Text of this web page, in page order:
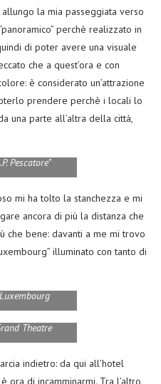
la mia passeggiata verso
perchè realizzato in
di poter avere una visuale
che a quest’ora e con
è considerato un’attrazione
prendere perchè i locali lo
una parte all’altra della città,
Pescatore”
mi ha tolto la stanchezza e mi
ancora di più la distanza che
che bene: davanti a me mi trovo
illuminato con tanto di
Theatre
indietro: da qui all’hotel
di incamminarmi. Tra l’altro